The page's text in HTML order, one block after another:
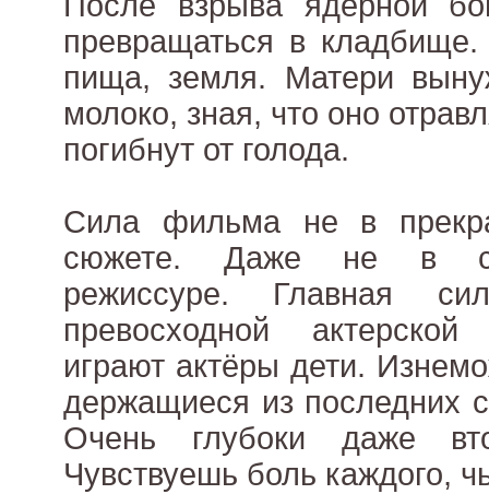
превращаться в
пища, земля. Матери
молоко, зная, что оно
погибнут от голода.
Сила фильма не в
сюжете. Даже не в
режиссуре. Главная
превосходной
играют актёры дети.
держащиеся из последних
Очень глубоки даже
Чувствуешь боль каждого,